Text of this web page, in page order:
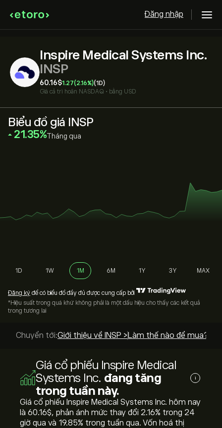
Đăng nhập
Inspire Medical Systems Inc.
INSP
60.16‎$‎1.27(2.16%)(1D)
Giá cả trì hoãn NASDAQ • bằng USD
Biểu đồ giá INSP
‎21.35‎ Tháng qua
1D 1W 1M 6M 1Y 3Y MAX
Đăng ký để có biểu đồ đầy đủ được cung cấp bởi
*Hiệu suất trong quá khứ không phải là một dấu hiệu cho thấy các kết quả
trong tương lai
Chuyển tới:Giới thiệu về INSP > Làm thế nào để mua? >
Giá cổ phiếu Inspire Medical
Systems Inc. đang tăng
trong tuần này.
i
Giá cổ phiếu Inspire Medical Systems Inc. hôm nay
là 60.16‎$‎, phản ánh mức thay đổi ‎2.16‎% trong 24
giờ qua và ‎19.85‎% trong tuần qua. Vốn hoá thị